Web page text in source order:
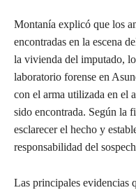
Montanía explicó que los
encontradas en la escena
la vivienda del imputado,
laboratorio forense en
con el arma utilizada en el
sido encontrada. Según la
esclarecer el hecho y
responsabilidad del
Las principales evidencias